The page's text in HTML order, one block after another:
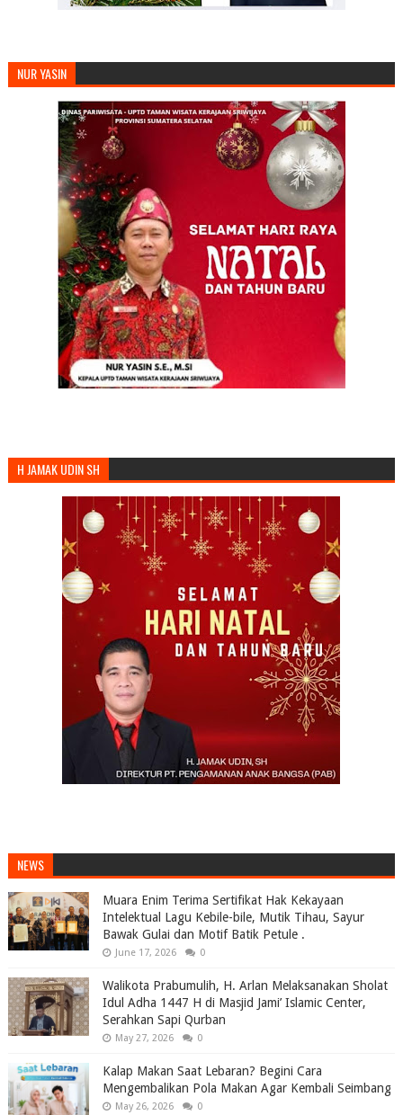
NUR YASIN
H JAMAK UDIN SH
NEWS
Muara Enim Terima Sertifikat Hak Kekayaan
Intelektual Lagu Kebile-bile, Mutik Tihau, Sayur
Bawak Gulai dan Motif Batik Petule .
June 17, 2026 0
Walikota Prabumulih, H. Arlan Melaksanakan Sholat
Idul Adha 1447 H di Masjid Jami’ Islamic Center,
Serahkan Sapi Qurban
May 27, 2026 0
Kalap Makan Saat Lebaran? Begini Cara
Mengembalikan Pola Makan Agar Kembali Seimbang
May 26, 2026 0